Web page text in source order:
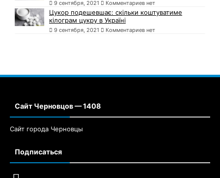
9 сентября, 2021 Комментариев нет
Цукор подешевшає: скільки коштуватиме
кілограм цукру в Україні
9 сентября, 2021 Комментариев нет
Сайт Черновцов — 1408
Сайт города Черновцы
Подписаться